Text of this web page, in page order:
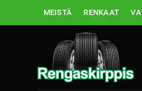
MEISTÄ RENKAAT